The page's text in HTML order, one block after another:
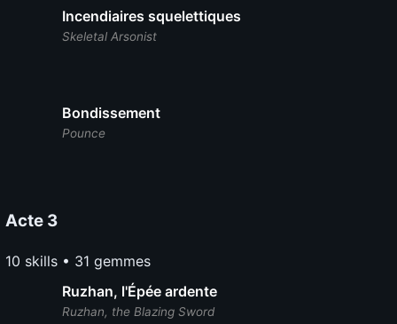
Incendiaires squelettiques
Skeletal Arsonist
Bondissement
Pounce
Acte 3
10 skills • 31 gemmes
Ruzhan, l'Épée ardente
Ruzhan, the Blazing Sword